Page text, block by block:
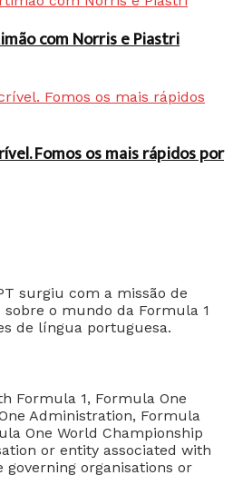
com Norris e Piastri
Fomos os mais rápidos por
surgiu com a missão de
o mundo da Formula 1
de língua portuguesa.
Formula 1, Formula One
Administration, Formula
One World Championship
or entity associated with
organisations or